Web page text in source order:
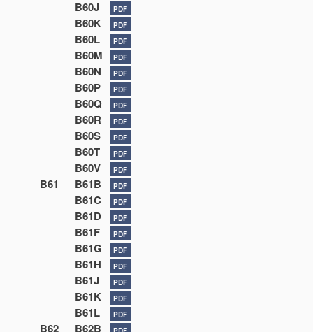
B60J PDF
B60K PDF
B60L PDF
B60M PDF
B60N PDF
B60P PDF
B60Q PDF
B60R PDF
B60S PDF
B60T PDF
B60V PDF
B61 B61B PDF
B61C PDF
B61D PDF
B61F PDF
B61G PDF
B61H PDF
B61J PDF
B61K PDF
B61L PDF
B62 B62B